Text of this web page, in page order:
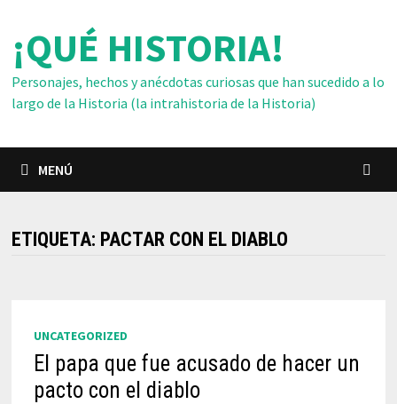
contenido
¡QUÉ HISTORIA!
Personajes, hechos y anécdotas curiosas que han sucedido a lo
largo de la Historia (la intrahistoria de la Historia)
MENÚ
ETIQUETA: PACTAR CON EL DIABLO
UNCATEGORIZED
El papa que fue acusado de hacer un
pacto con el diablo